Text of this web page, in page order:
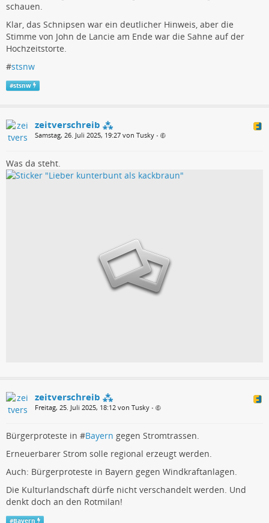
schauen.
Klar, das Schnipsen war ein deutlicher Hinweis, aber die
Stimme von John de Lancie am Ende war die Sahne auf der
Hochzeitstorte.
#stsnw
#stsnw
zeitverschreib ⁂
Samstag, 26. Juli 2025, 19:27 von Tusky •
Was da steht.
zeitverschreib ⁂
Freitag, 25. Juli 2025, 18:12 von Tusky •
Bürgerproteste in #Bayern gegen Stromtrassen.
Erneuerbarer Strom solle regional erzeugt werden.
Auch: Bürgerproteste in Bayern gegen Windkraftanlagen.
Die Kulturlandschaft dürfe nicht verschandelt werden. Und
denkt doch an den Rotmilan!
#Bayern